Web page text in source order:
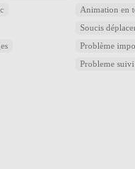
Animation en
Soucis
Problème
Probleme